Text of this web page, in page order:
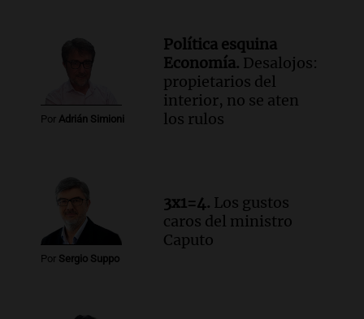
de julio será menor al 2,9% registrado
en CABA
Una mañana para todos
Audio.Altas Cumbres: rescataron a una
Episodios
Audio.
Chile planteó mejorar la
conectividad fronteriza, aérea y digital
con Jujuy
Panorama Federal
Por Adrián Simioni
Política esquina
Economía. Desalojos:
propietarios del
interior, no se aten
los rulos
Por Sergio Suppo
3x1=4. Los gustos
caros del ministro
Caputo